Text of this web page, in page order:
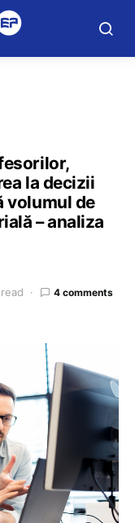
la decizii
volumul de
– analiza
4 comments